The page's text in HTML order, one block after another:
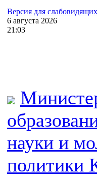
Версия для слабовидящих
6 августа 2026
21:03
науки и
политики